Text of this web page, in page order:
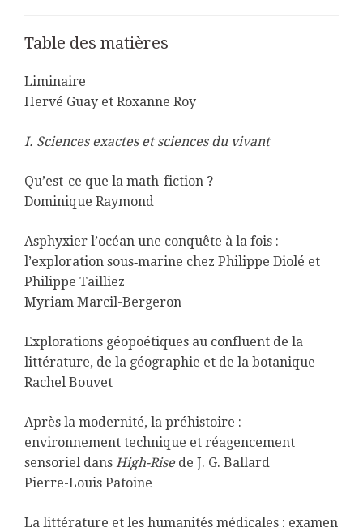
Table des matières
Liminaire
Hervé Guay et Roxanne Roy
I. Sciences exactes et sciences du vivant
Qu’est-ce que la math-fiction ?
Dominique Raymond
Asphyxier l’océan une conquête à la fois :
l’exploration sous‑marine chez Philippe Diolé et
Philippe Tailliez
Myriam Marcil-Bergeron
Explorations géopoétiques au confluent de la
littérature, de la géographie et de la botanique
Rachel Bouvet
Après la modernité, la préhistoire :
environnement technique et réagencement
sensoriel dans High-Risede J. G. Ballard
Pierre-Louis Patoine
La littérature et les humanités médicales : examen